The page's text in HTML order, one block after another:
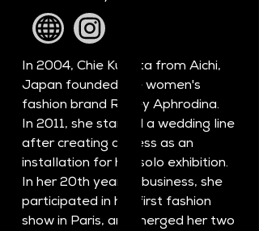
In 2004, Chie Kubota from Aichi,
Japan founded the women's
fashion brand Rosey Aphrodina.
In 2011, she started a wedding line
after creating a dress as an
installation for her solo exhibition.
In her 20th year of business, she
participated in her first fashion
show in Paris, and merged her two